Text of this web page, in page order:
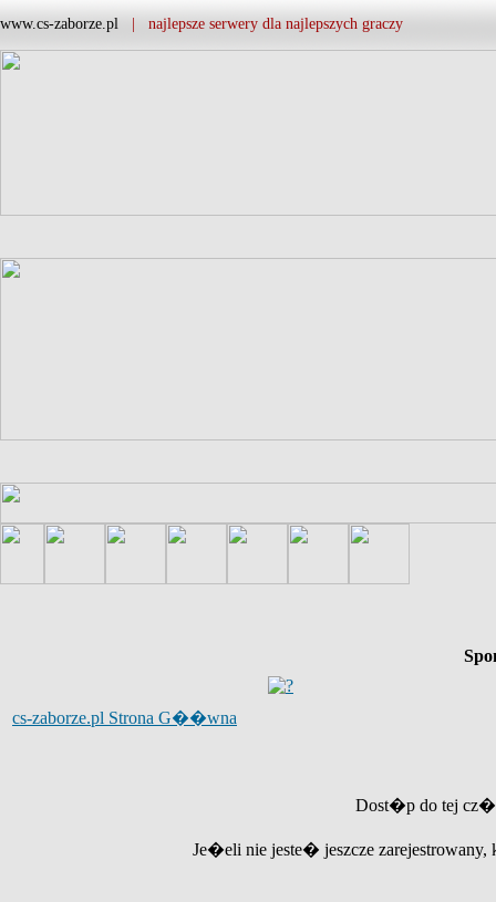
www.cs-zaborze.pl | najlepsze serwery dla najlepszych graczy
cs-zaborze.pl Strona G��wna
Dost�p do tej
Je�eli nie jeste� jeszcze